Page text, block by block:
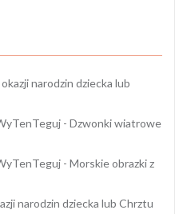
narodzin dziecka lub
- Dzwonki wiatrowe
- Morskie obrazki z
narodzin dziecka lub Chrztu